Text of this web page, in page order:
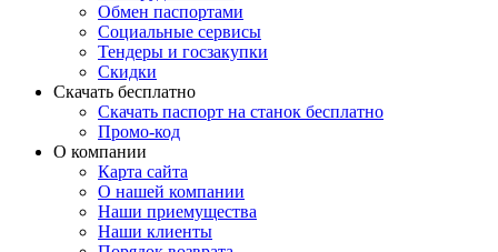
Обмен паспортами
Социальные сервисы
Тендеры и госзакупки
Скидки
Скачать бесплатно
Скачать паспорт на станок бесплатно
Промо-код
О компании
Карта сайта
О нашей компании
Наши приемущества
Наши клиенты